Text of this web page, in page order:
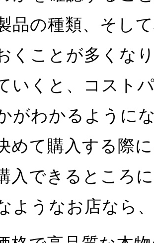
品の種類、そし
くことが多くな
いくと、コスト
がわかるように
めて購入する際
入できるところ
ようなお店なら